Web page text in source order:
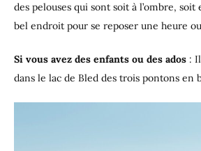
des pelouses qui sont soit à l’ombre, soit
bel endroit pour se reposer une heure
Si vous avez des enfants ou des ados :
dans le lac de Bled des trois pontons en